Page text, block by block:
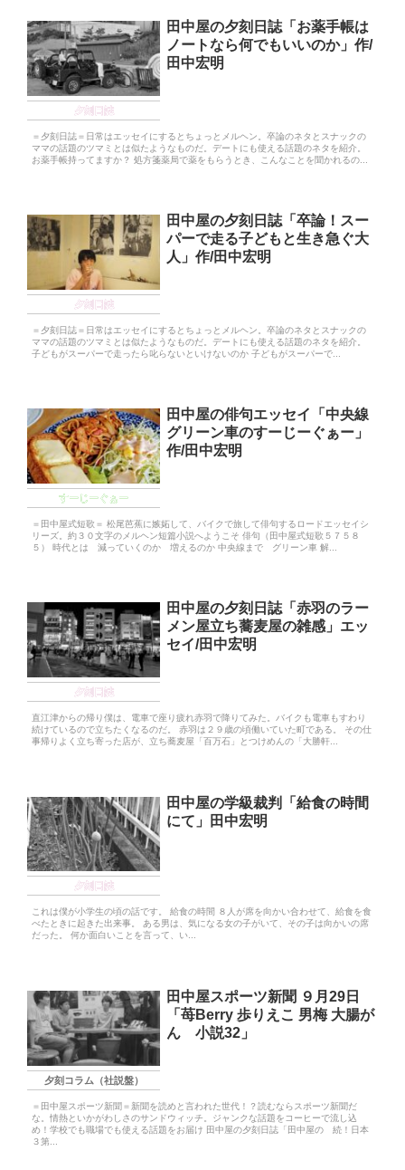
夕刻日誌
田中屋の夕刻日誌「お薬手帳は
ノートなら何でもいいのか」作/
田中宏明
＝夕刻日誌＝日常はエッセイにするとちょっとメルヘン。卒論のネタとスナックの
ママの話題のツマミとは似たようなものだ。デートにも使える話題のネタを紹介。
お薬手帳持ってますか？ 処方箋薬局で薬をもらうとき、こんなことを聞かれるの...
夕刻日誌
田中屋の夕刻日誌「卒論！スー
パーで走る子どもと生き急ぐ大
人」作/田中宏明
＝夕刻日誌＝日常はエッセイにするとちょっとメルヘン。卒論のネタとスナックの
ママの話題のツマミとは似たようなものだ。デートにも使える話題のネタを紹介。
子どもがスーパーで走ったら叱らないといけないのか 子どもがスーパーで...
すーじーぐぁー
田中屋の俳句エッセイ「中央線
グリーン車のすーじーぐぁー」
作/田中宏明
＝田中屋式短歌＝ 松尾芭蕉に嫉妬して、バイクで旅して俳句するロードエッセイシ
リーズ。約３０文字のメルヘン短篇小説へようこそ 俳句（田中屋式短歌５７５８
５） 時代とは 減っていくのか 増えるのか 中央線まで グリーン車 解...
夕刻日誌
田中屋の夕刻日誌「赤羽のラー
メン屋立ち蕎麦屋の雑感」エッ
セイ/田中宏明
直江津からの帰り僕は、電車で座り疲れ赤羽で降りてみた。バイクも電車もすわり
続けているので立ちたくなるのだ。 赤羽は２９歳の頃働いていた町である。 その仕
事帰りよく立ち寄った店が、立ち蕎麦屋「百万石」とつけめんの「大勝軒...
夕刻日誌
田中屋の学級裁判「給食の時間
にて」田中宏明
これは僕が小学生の頃の話です。 給食の時間 ８人が席を向かい合わせて、給食を食
べたときに起きた出来事。 ある男は、気になる女の子がいて、その子は向かいの席
だった。 何か面白いことを言って、い...
夕刻コラム（社説盤）
田中屋スポーツ新聞 ９月29日
「苺Berry 歩りえこ 男梅 大腸が
ん 小説32」
＝田中屋スポーツ新聞＝新聞を読めと言われた世代！？読むならスポーツ新聞だ
な。情熱といかがわしさのサンドウィッチ。ジャンクな話題をコーヒーで流し込
め！学校でも職場でも使える話題をお届け 田中屋の夕刻日誌「田中屋の 続！日本
３第...